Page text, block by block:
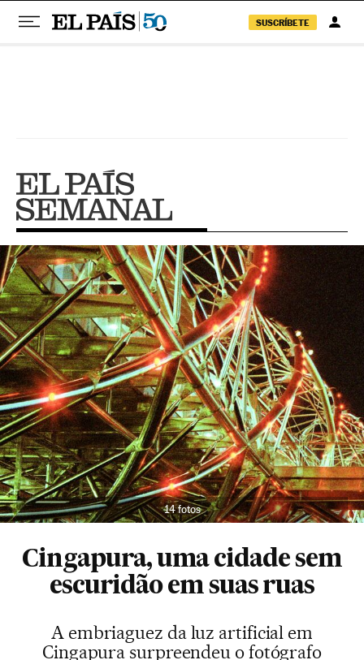
SUSCRÍBETE
14 fotos
Cingapura, uma cidade sem
escuridão em suas ruas
A embriaguez da luz artificial em
Cingapura surpreendeu o fotógrafo